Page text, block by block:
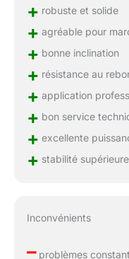
+ robuste et solide
+ agréable pour
+ bonne inclination
+ résistance au
+ application
+ bon service
+ excellente
+ stabilité
Inconvénients
–problèmes